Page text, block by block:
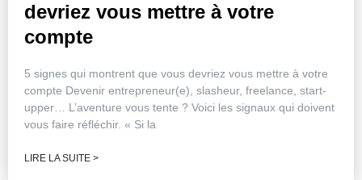
devriez vous mettre à votre
compte
5 signes qui montrent que vous devriez vous mettre à votre
compte Devenir entrepreneur(e), slasheur, freelance, start-
upper… L’aventure vous tente ? Voici les signaux qui doivent
vous faire réfléchir. « Si la
LIRE LA SUITE >